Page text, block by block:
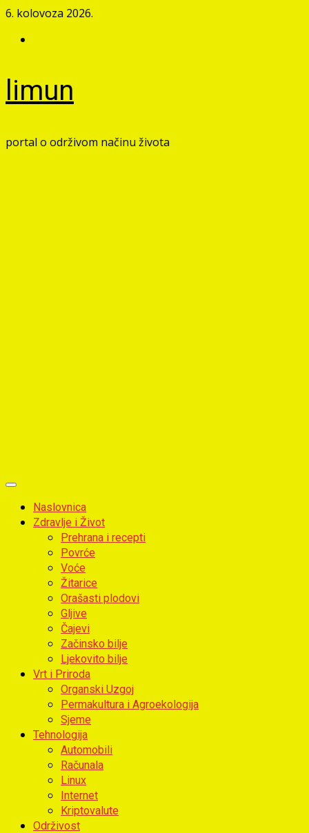
Skip
content
6. kolovoza 2026.
limun
portal o održivom načinu života
Primary
MenuNaslovnica
Zdravlje i Život
Prehrana i recepti
Povrće
Voće
Žitarice
Orašasti plodovi
Gljive
Čajevi
Začinsko bilje
Ljekovito bilje
Vrt i Priroda
Organski Uzgoj
Permakultura i Agroekologija
Sjeme
Tehnologija
Automobili
Računala
Linux
Internet
Kriptovalute
Održivost